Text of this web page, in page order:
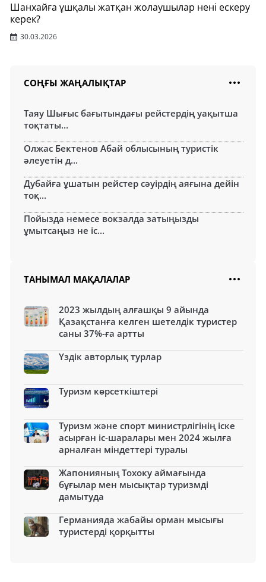
Шанхайға ұшқалы жатқан жолаушылар нені ескеру
керек?
30.03.2026
СОҢҒЫ ЖАҢАЛЫҚТАР
Таяу Шығыс бағытындағы рейстердің уақытша
тоқтаты...
Олжас Бектенов Абай облысының туристік
әлеуетін д...
Дубайға ұшатын рейстер сәуірдің аяғына дейін
тоқ...
Пойызда немесе вокзалда затыңызды
ұмытсаңыз не іс...
ТАНЫМАЛ МАҚАЛАЛАР
2023 жылдың алғашқы 9 айында
Қазақстанға келген шетелдік туристер
саны 37%-ға артты
Үздік авторлық турлар
Туризм көрсеткіштері
Туризм және спорт министрлігінің іске
асырған іс-шаралары мен 2024 жылға
арналған міндеттері туралы
Жапонияның Тохоку аймағында
бұғылар мен мысықтар туризмді
дамытуда
Германияда жабайы орман мысығы
туристерді қорқытты